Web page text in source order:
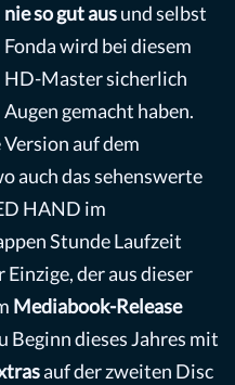
nie so gut ausund selbst
Fonda wird bei diesem
HD-Master sicherlich
Augen gemacht haben.
auf dem
auch das sehenswerte
HAND im
Stunde Laufzeit
der aus dieser
Mediabook-Release
Beginn dieses Jahres mit
auf der zweiten Disc